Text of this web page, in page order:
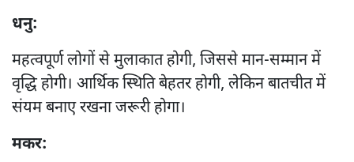
धनु:
महत्वपूर्ण लोगों से मुलाकात होगी, जिससे मान-सम्मान में
वृद्धि होगी। आर्थिक स्थिति बेहतर होगी, लेकिन बातचीत में
संयम बनाए रखना जरूरी होगा।
मकर: